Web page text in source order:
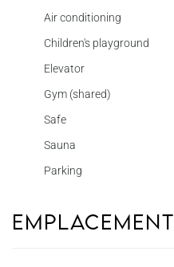
Air conditioning
Children's playground
Elevator
Gym (shared)
Safe
Sauna
Parking
Emplacement